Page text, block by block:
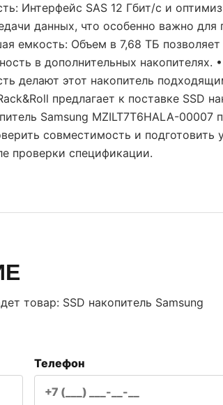
Интерфейс SAS 12 Гбит/с и
данных, что особенно важно для
емкость: Объем в 7,68 ТБ позволяет
в дополнительных накопителях.
делают этот накопитель
предлагает к поставке SSD
Samsung MZILT7T6HALA-00007
совместимость и подготовить
проверки спецификации.
товар: SSD накопитель Samsung
Телефон